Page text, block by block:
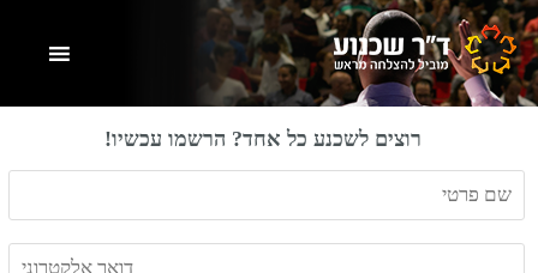
Skip
to
main
Skip
to
primary
Skip
to
footer
רוצים לשכנע כל אחד? הרשמו עכשיו!